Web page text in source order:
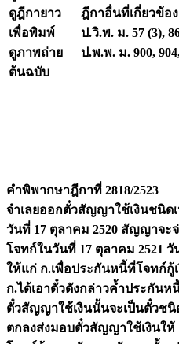
ดูฎีกายาว
เพื่อพิมพ์
ดูภาพถ่าย
ต้นฉบับ
ฎีกาอื่นที่เกี่ยวข้อ
ป.วิ.พ. ม. 57 (3),
ป.พ.พ. ม. 900,
คำพิพากษาฎีกาที่ 2818/2523
จำเลยออกตั๋วสัญญาใช้เงินชนิด
วันที่ 17 ตุลาคม 2520 สัญญาจะ
โจทก์ในวันที่ 17 ตุลาคม 2521
ให้แก่ ก.เพื่อประกันหนี้ที่โจทก์กู้
ก.ได้เอาตั๋วดังกล่าวค้ำประกันห
ตั๋วสัญญาใช้เงินนั้นจะเป็นตั๋วชนิ
ตกลงส่งมอบตั๋วสัญญาใช้เงินใ